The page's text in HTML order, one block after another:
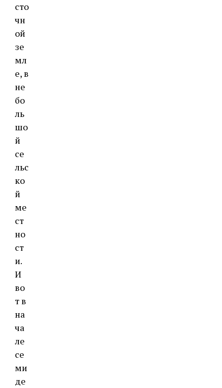
сто
чн
ой
зе
мл
е, в
не
бо
ль
шо
й
се
льс
ко
й
ме
ст
но
ст
и.
И
во
т в
на
ча
ле
се
ми
де